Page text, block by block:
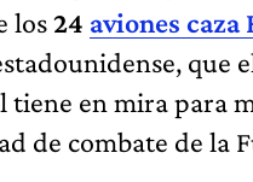
los24 aviones caza
que
tiene en mira para
de combate de la